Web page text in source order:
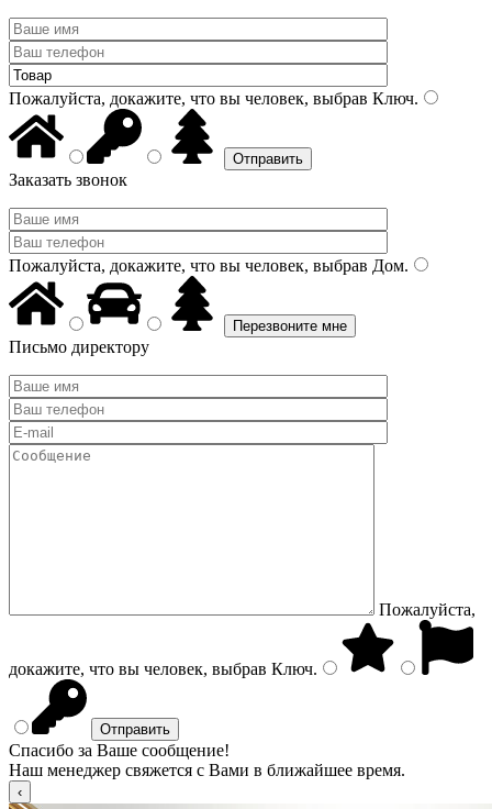
Пожалуйста, докажите, что вы человек, выбрав Ключ.
Заказать звонок
Пожалуйста, докажите, что вы человек, выбрав Дом.
Письмо директору
Пожалуйста,
докажите, что вы человек, выбрав Ключ.
Спасибо за Ваше сообщение!
Наш менеджер свяжется с Вами в ближайшее время.